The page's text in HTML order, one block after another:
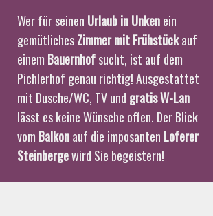
Wer für seinen Urlaub in Unkenein
gemütlichesZimmer mit Frühstückauf
einem Bauernhofsucht, ist auf dem
Pichlerhof genau richtig! Ausgestattet
mit Dusche/WC, TV und gratis W-Lan
lässt es keine Wünsche offen. Der Blick
vom Balkonauf die imposanten Loferer
Steinbergewird Sie begeistern!